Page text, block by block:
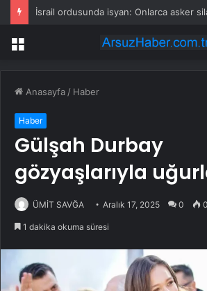
Menü
Anasayfa / Haber
Haber
Gülşah Durbay
gözyaşlarıyla
ÜMİT SAVĞA Aralık 17, 2025 0 0
1 dakika okuma süresi